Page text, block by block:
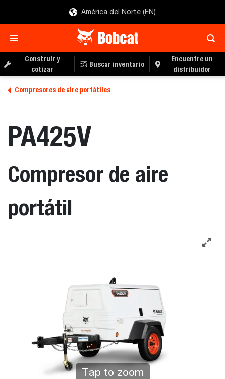
América del Norte (EN)
Construir y
cotizar
Buscar inventario
Encuentre un
distribuidor
Compresores de aire portátiles
PA425V
Compresor de aire
portátil
Tap to zoom